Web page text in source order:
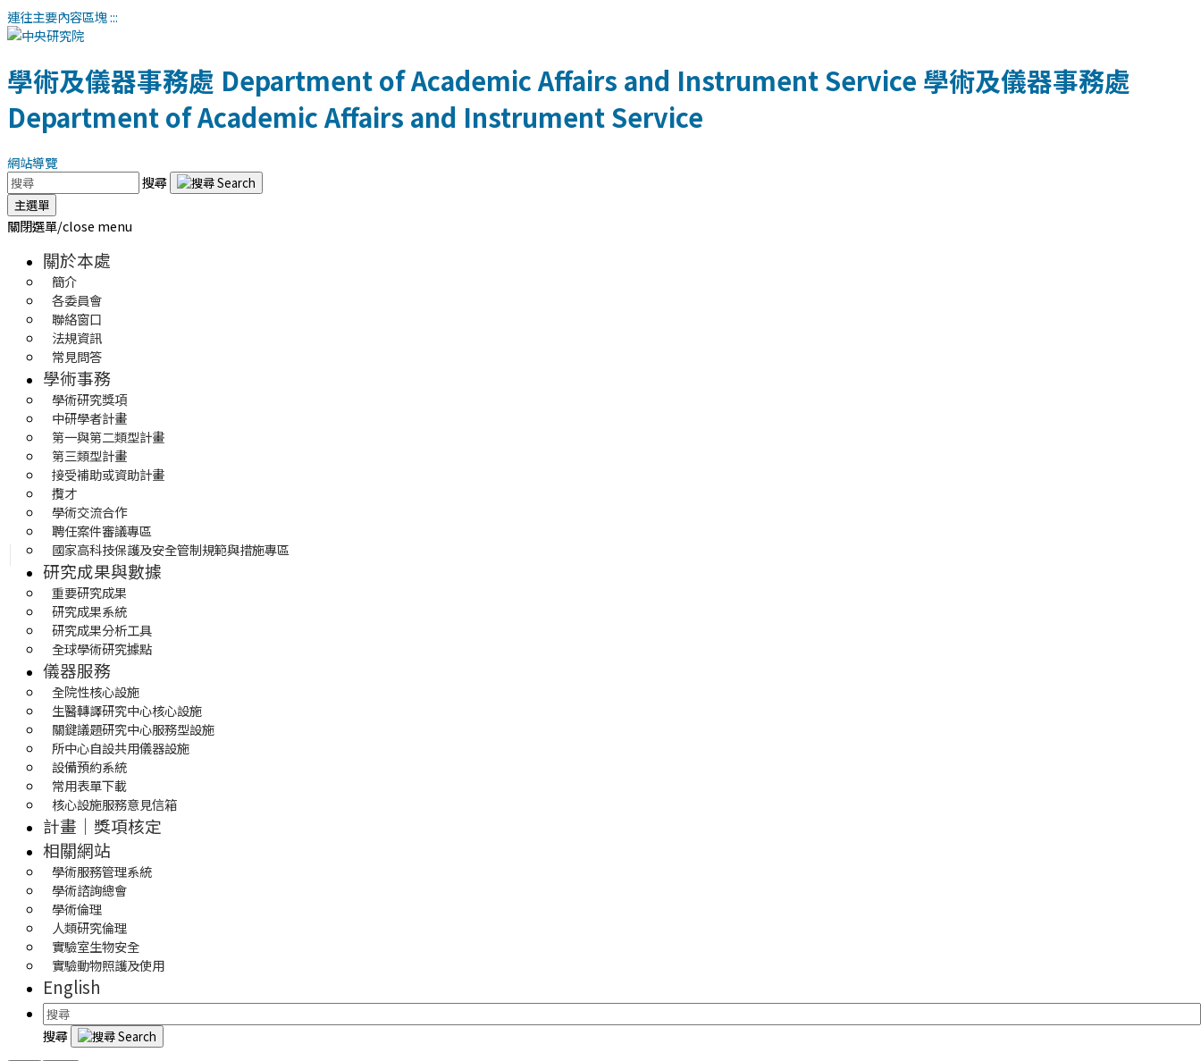
連往主要內容區塊:::
學術及儀器事務處 Department of Academic Affairs and Instrument Service 學術及儀器事務處
Department of Academic Affairs and Instrument Service
網站導覽
搜尋
主選單
關閉選單/close menu
關於本處
簡介
各委員會
聯絡窗口
法規資訊
常見問答
學術事務
學術研究獎項
中研學者計畫
第一與第二類型計畫
第三類型計畫
接受補助或資助計畫
攬才
學術交流合作
聘任案件審議專區
國家高科技保護及安全管制規範與措施專區
研究成果與數據
重要研究成果
研究成果系統
研究成果分析工具
全球學術研究據點
儀器服務
全院性核心設施
生醫轉譯研究中心核心設施
關鍵議題研究中心服務型設施
所中心自設共用儀器設施
設備預約系統
常用表單下載
核心設施服務意見信箱
計畫｜獎項核定
相關網站
學術服務管理系統
學術諮詢總會
學術倫理
人類研究倫理
實驗室生物安全
實驗動物照護及使用
English
搜尋